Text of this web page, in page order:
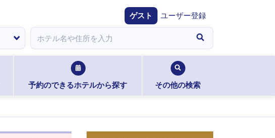
ゲスト ユーザー登録
予約のできるホテルから探す その他の検索